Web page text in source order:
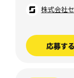
株式会社
応募する